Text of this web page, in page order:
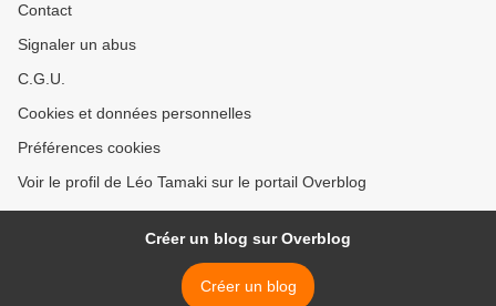
Contact
Signaler un abus
C.G.U.
Cookies et données personnelles
Préférences cookies
Voir le profil de Léo Tamaki sur le portail Overblog
Créer un blog sur Overblog
Créer un blog